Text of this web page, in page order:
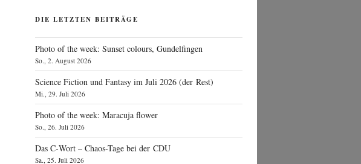
DIE LETZTEN BEITRÄGE
Photo of the week: Sunset colours, Gundelfingen
So., 2. August 2026
Science Fiction und Fantasy im Juli 2026 (der Rest)
Mi., 29. Juli 2026
Photo of the week: Maracuja flower
So., 26. Juli 2026
Das C‑Wort – Chaos-Tage bei der CDU
Sa., 25. Juli 2026